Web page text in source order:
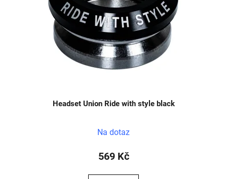
Headset Union Ride with style black
Na dotaz
569 Kč